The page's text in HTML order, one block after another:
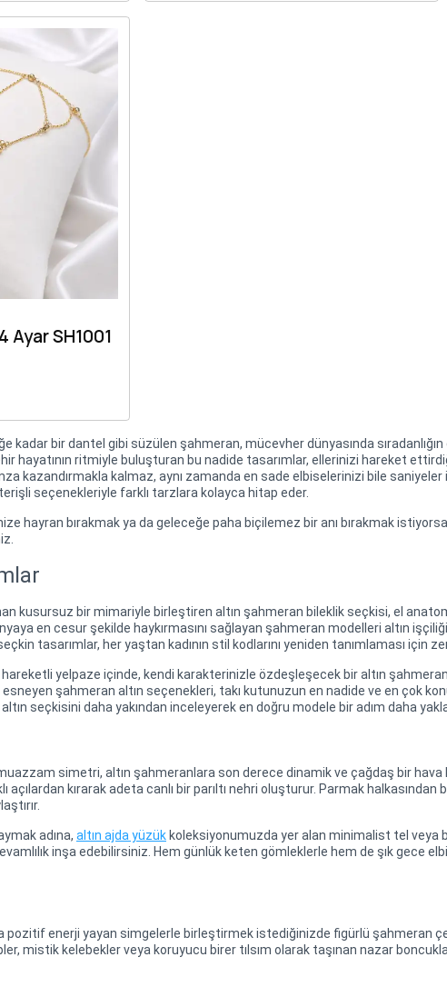
Ayar SH1001
kadar bir dantel gibi süzülen şahmeran, mücevher dünyasında sıradanlığın
hayatının ritmiyle buluşturan bu nadide tasarımlar, ellerinizi hareket
kazandırmakla kalmaz, aynı zamanda en sade elbiselerinizi bile
seçenekleriyle farklı tarzlara kolayca hitap eder.
hayran bırakmak ya da geleceğe paha biçilemez bir anı bırakmak
kusursuz bir mimariyle birleştiren altın şahmeran bileklik seçkisi, el
en cesur şekilde haykırmasını sağlayan şahmeran modelleri altın
tasarımlar, her yaştan kadının stil kodlarını yeniden tanımlaması için
yelpaze içinde, kendi karakterinizle özdeşleşecek bir altın
şahmeran altın seçenekleri, takı kutunuzun en nadide ve en çok
seçkisini daha yakından inceleyerek en doğru modele bir adım daha
simetri, altın şahmeranlara son derece dinamik ve çağdaş bir hava
açılardan kırarak adeta canlı bir parıltı nehri oluşturur. Parmak
adına, altın ajda yüzük koleksiyonumuzda yer alan minimalist tel veya
inşa edebilirsiniz. Hem günlük keten gömleklerle hem de şık gece
pozitif enerji yayan simgelerle birleştirmek istediğinizde figürlü şahmeran
mistik kelebekler veya koruyucu birer tılsım olarak taşınan nazar